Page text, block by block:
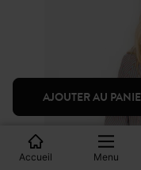
Accueil Menu
AJOUTER AU